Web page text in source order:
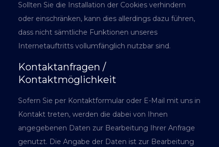
Sollten Sie die Installation der Cookies verhindern
oder einschränken, kann dies allerdings dazu führen,
dass nicht sämtliche Funktionen unseres
Internetauftritts vollumfänglich nutzbar sind.
Kontaktanfragen /
Kontaktmöglichkeit
Sofern Sie per Kontaktformular oder E-Mail mit uns in
Kontakt treten, werden die dabei von Ihnen
angegebenen Daten zur Bearbeitung Ihrer Anfrage
genutzt. Die Angabe der Daten ist zur Bearbeitung